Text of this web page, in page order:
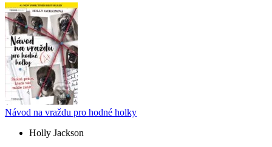
Návod na vraždu pro hodné holky
Holly Jackson